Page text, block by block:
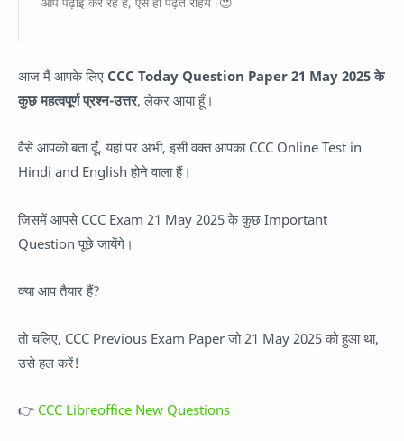
आज मैं आपके लिए CCC Today Question Paper 21 May 2025 के
कुछ महत्वपूर्ण प्रश्न-उत्तर, लेकर आया हूँ।
वैसे आपको बता दूँ, यहां पर अभी, इसी वक्त आपका CCC Online Test in
Hindi and English होने वाला हैं।
जिसमें आपसे CCC Exam 21 May 2025 के कुछ Important
Question पूछे जायेंगे।
क्या आप तैयार हैं?
तो चलिए, CCC Previous Exam Paper जो 21 May 2025 को हुआ था,
उसे हल करें!
👉 CCC Libreoffice New Questions